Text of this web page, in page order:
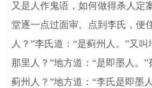
又是人作鬼语，如何做得杀人定
堂逐一点过面审。点到李氏，便
人？”李氏道：“是蓟州人。”又
那里人？”地方道：“是即墨人。
蓟州人？”地方道：“李氏是即墨